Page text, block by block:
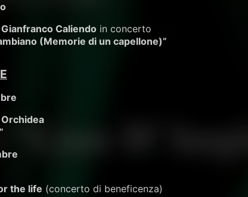
Gianfranco Caliendoin concerto
(Memorie di un capellone)”
the life (concerto di beneficenza)